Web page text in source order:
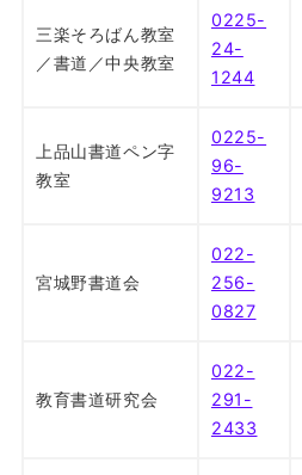
三楽そろばん教室
／書道／中央教室
0225-
24-
1244
上品山書道ペン字
教室
0225-
96-
9213
宮城野書道会
022-
256-
0827
教育書道研究会
022-
291-
2433